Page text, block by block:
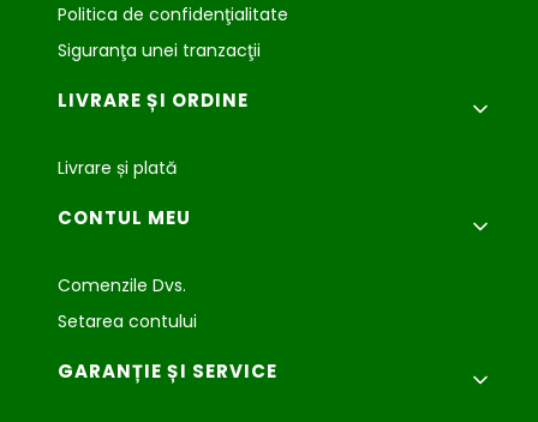
Politica de confidenţialitate
Siguranţa unei tranzacţii
LIVRARE ȘI ORDINE
Livrare și plată
CONTUL MEU
Comenzile Dvs.
Setarea contului
GARANȚIE ȘI SERVICE